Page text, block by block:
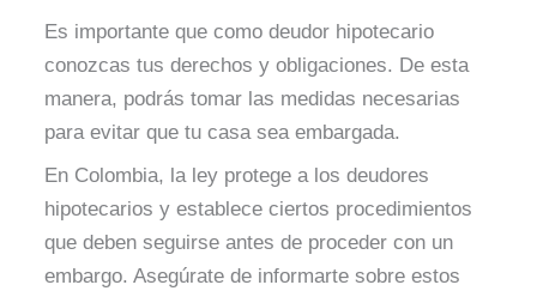
Es importante que como deudor hipotecario
conozcas tus derechos y obligaciones. De esta
manera, podrás tomar las medidas necesarias
para evitar que tu casa sea embargada.
En Colombia, la ley protege a los deudores
hipotecarios y establece ciertos procedimientos
que deben seguirse antes de proceder con un
embargo. Asegúrate de informarte sobre estos